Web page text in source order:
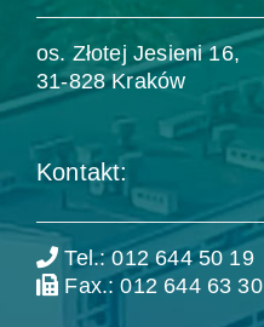
os. Złotej Jesieni 16,
31-828 Kraków
Kontakt:
Tel.: 012 644 50 19
Fax.: 012 644 63 30